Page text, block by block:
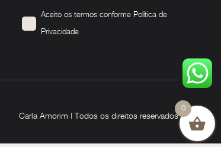
field
Aceito os termos conforme Política de
Privacidade
Carla Amorim | Todos os direitos reservados
0